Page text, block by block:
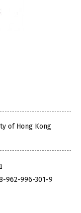
of Hong Kong
962-996-301-9